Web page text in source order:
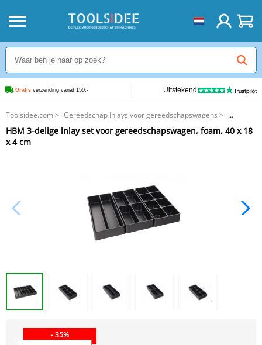
Gratis verzending vanaf 150,- Uitstekend
Toolsidee.com > Gereedschap Inlays voor gereedschapswagens >
HBM Inlays >
HBM 3-delige inlay set voor gereedschapswagen, foam, 40 x 18 x 4 cm
HBM 3-delige inlay set voor gereedschapswagen, foam, 40 x 18
x 4 cm
- 35%